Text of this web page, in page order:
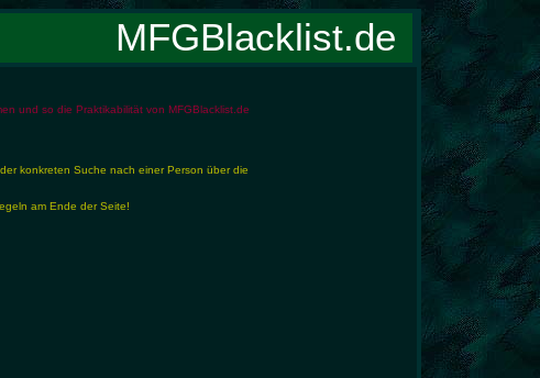
MFGBlacklist.de
und so die Praktikabilität von MFGBlacklist.de
konkreten Suche nach einer Person über die
am Ende der Seite!